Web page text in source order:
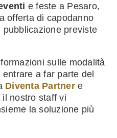
e feste a Pesaro,
offerta di capodanno
previste
sulle modalità
a far parte del
Diventa Partnere
nostro staff vi
la soluzione più